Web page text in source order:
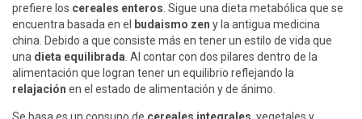
prefiere los cereales enteros . Sigue una dieta metabólica que se
encuentra basada en el
budaismo zen y la antigua medicina
china. Debido a que consiste más en tener un estilo de vida que
una dieta equilibrada . Al contar con dos pilares dentro de la
alimentación que logran tener un equilibrio reflejando la
relajación en el estado de alimentación y de ánimo.